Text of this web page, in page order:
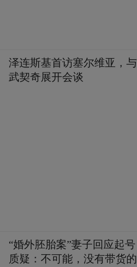
泽连斯基首访塞尔维亚，与
武契奇展开会谈
“婚外胚胎案”妻子回应起号
质疑：不可能，没有带货的